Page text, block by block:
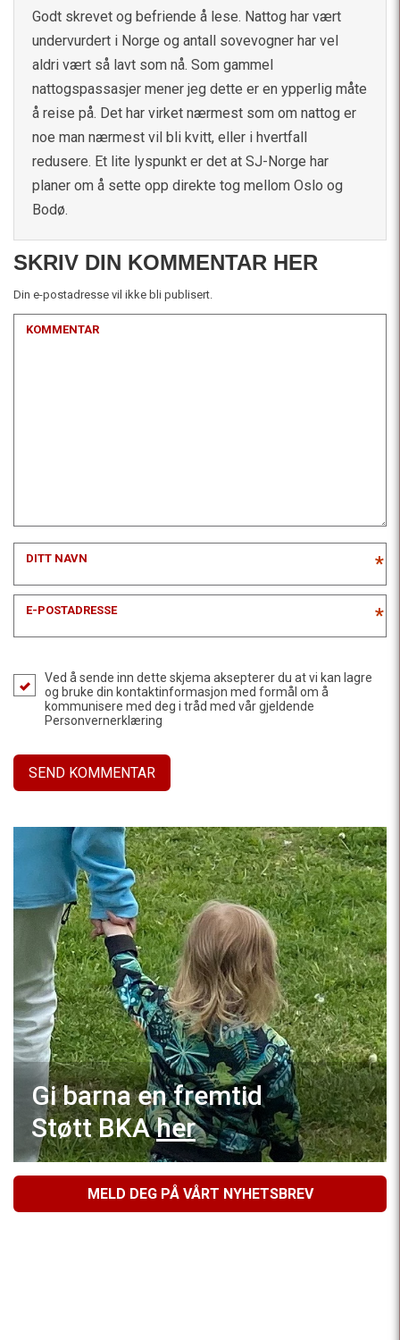
Godt skrevet og befriende å lese. Nattog har vært
undervurdert i Norge og antall sovevogner har vel
aldri vært så lavt som nå. Som gammel
nattogspassasjer mener jeg dette er en ypperlig måte
å reise på. Det har virket nærmest som om nattog er
noe man nærmest vil bli kvitt, eller i hvertfall
redusere. Et lite lyspunkt er det at SJ-Norge har
planer om å sette opp direkte tog mellom Oslo og
Bodø.
SKRIV DIN KOMMENTAR HER
Din e-postadresse vil ikke bli publisert.
KOMMENTAR
DITT NAVN *
E-POSTADRESSE *
Ved å sende inn dette skjema aksepterer du at vi kan lagre
og bruke din kontaktinformasjon med formål om å
kommunisere med deg i tråd med vår gjeldende
Personvernerklæring
Gi barna en fremtid
Støtt BKAher
MELD DEG PÅ VÅRT NYHETSBREV